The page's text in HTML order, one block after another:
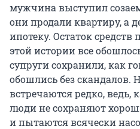
мужчина выступил
они продали квартиру, а
ипотеку. Остаток средств
этой истории все
супруги сохранили, как
обошлись без скандалов.
встречаются редко, ведь,
люди не сохраняют
и пытаются всячески